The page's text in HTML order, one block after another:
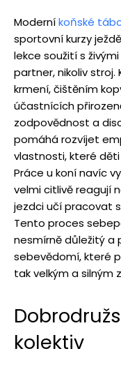
Moderníkoňské
sportovní kurzy
lekce soužití s
partner, nikoliv
krmení, čištěním
účastnících
zodpovědnost a
pomáhá rozvíjet
vlastnosti, které
Práce u koní navíc
velmi citlivě reagují
jezdci učí pracovat
Tento proces
nesmírně důležitý a
sebevědomí, které
tak velkým a silným
kolektiv